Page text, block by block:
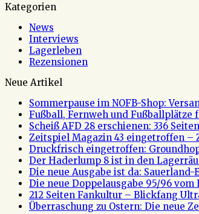
Kategorien
News
Interviews
Lagerleben
Rezensionen
Neue Artikel
Sommerpause im NOFB-Shop:
Fußball, Fernweh und Fußballplätze
Scheiß AFD 28 erschienen: 336
Zeitspiel Magazin 43 eingetroffen –
Druckfrisch eingetroffen:
Der Haderlump 8 ist in den
Die neue Ausgabe ist da:
Die neue Doppelausgabe 95/96
212 Seiten Fankultur – Blickfang
Überraschung zu Ostern: Die neue